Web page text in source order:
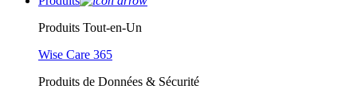
Produits Tout-en-Un
Wise Care 365
Produits de Données & Sécurité